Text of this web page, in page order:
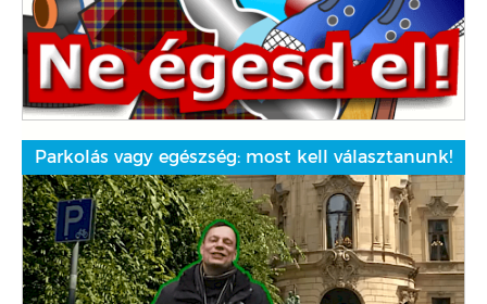
Parkolás vagy egészség: most kell választanunk!